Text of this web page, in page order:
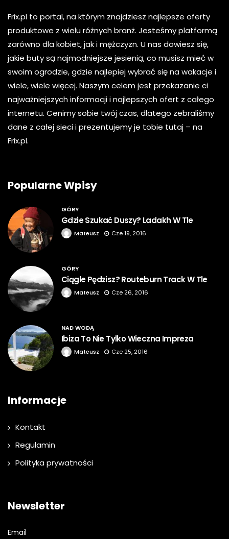
Frix.pl to portal, na którym znajdziesz najlepsze oferty
produktowe z wielu różnych branż. Jesteśmy platformą
zarówno dla kobiet, jak i mężczyzn. U nas dowiesz się,
jakie buty są najmodniejsze jesienią, co musisz mieć w
swoim ogrodzie, gdzie najlepiej wybrać się na wakacje i
wiele, wiele więcej. Naszym celem jest przekazanie ci
najważniejszych informacji i najlepszych ofert z całego
internetu. Cenimy sobie twój czas, dlatego zebraliśmy
dane z całej sieci i prezentujemy je tobie tutaj – na
Frix.pl.
Popularne Wpisy
GÓRY
Gdzie Szukać Duszy? Ladakh W Tle
Mateusz Cze 19, 2016
GÓRY
Ciągle Pędzisz? Routeburn Track W Tle
Mateusz Cze 26, 2016
NAD WODĄ
Ibiza To Nie Tylko Wieczna Impreza
Mateusz Cze 25, 2016
Informacje
Kontakt
Regulamin
Polityka prywatności
Newsletter
Email